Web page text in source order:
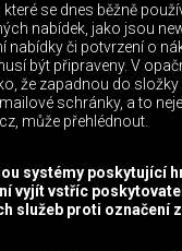
které se dnes běžně
nabídek, jako jsou
nabídky či potvrzení o
být připraveny. V
že zapadnou do složky
schránky, a to
může přehlédnout.
systémy poskytující
vyjít vstříc
služeb proti označení